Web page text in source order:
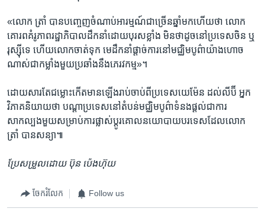
«លោក ​ត្រាំ​ បាន​បញ្ចេញ​ចំណាប់​អារម្មណ៍​ជា​ច្រើន​ឆ្នាំ​មក​ហើយ​ថា ​លោក​
គោរព​គំរូភាព​រដ្ឋាភិបាល​ដឹកនាំ​ដោយបុរស​ខ្លាំង​ មិន​ថា​ដូចនៅ​ប្រទេស​ចិន ឬ​
រុស្ស៊ី​ទេ​ ហើយ​លោកចាត់​ទុក មេដឹកនាំផ្តាច់​ការ​នៅ​មជ្ឈិមបូព៌ាយ៉ាង​ហោច​
ណាស់​ជា​កម្លាំង​មួយ​ប្រឆាំង​នឹង​ភេរវកម្ម​»។
ដោយ​សារ​តែ​ជម្លោះ​កើត​មាន​ឡើង​រាប់​ចាប់​ពីប្រទេស​យេម៉ែន​ ដល់​លីប៊ី​ អ្នក​
វិភាគ​និយាយ​ថា ​បណ្តា​ប្រទេស​នៅ​តំបន់​មជ្ឈិមបូព៌ាទំនង​ផ្តល់ជា​ការ​
សាកល្បង​មួយ​សម្រាប់ការ​ផ្លាស់​ប្តូរ​គោលនយោបាយ​បរទេស​ដែល​លោក
ត្រាំ​ បាន​សន្យា៕
ប្រែ​សម្រួល​ដោយ ប៊ុន ប៉េងហ៊ុយ
ចែករំលែក Follow us